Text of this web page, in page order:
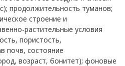
продолжительность туманов;
строение и
растительные условия
пористость,
почв, состояние
возраст, бонитет); фоновые